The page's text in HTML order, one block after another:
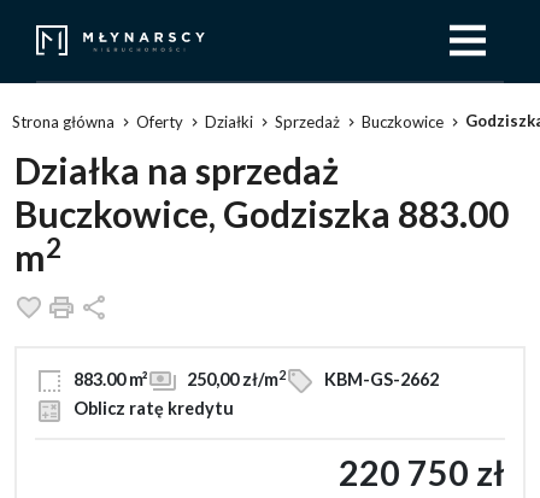
Strona główna Oferty Działki Sprzedaż Buczkowice
Działka na sprzedaż
Buczkowice, Godziszka 883.00
m2
Dodaj do ulubionych
Drukuj
883.00 m² 250,00 zł/m2
KBM-GS-2662
Oblicz ratę kredytu
220 750 zł